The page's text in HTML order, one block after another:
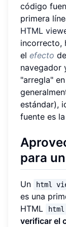
código
primera
HTML
incorrecto,
el efecto
navegador
"arregla"
estándar),
fuente es
para
Un html
es una
HTML
verificar el